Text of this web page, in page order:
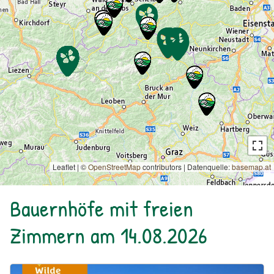
Leaflet | ©OpenStreetMapcontributors | Datenquelle:basemap.at
Bauernhöfe mit freien
Zimmern am 14.08.2026